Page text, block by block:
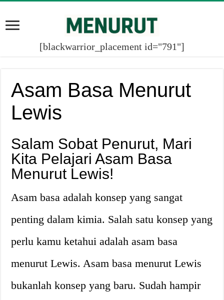
[blackwarrior_placement id="791"]
Asam Basa Menurut
Lewis
Salam Sobat Penurut, Mari
Kita Pelajari Asam Basa
Menurut Lewis!
Asam basa adalah konsep yang sangat
penting dalam kimia. Salah satu konsep yang
perlu kamu ketahui adalah asam basa
menurut Lewis. Asam basa menurut Lewis
bukanlah konsep yang baru. Sudah hampir